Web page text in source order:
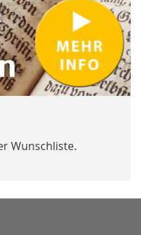
Wunschliste.